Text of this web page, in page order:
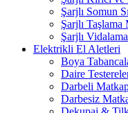
Şarjlı Somun
Şarjlı
Şarjlı Vidalama
Elektrikli El Aletleri
Boya
Daire
Darbeli
Darbesiz